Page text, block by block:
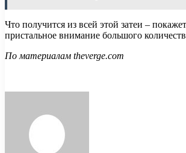
Что получится из всей этой затеи –
пристальное внимание большого
По материалам theverge.com